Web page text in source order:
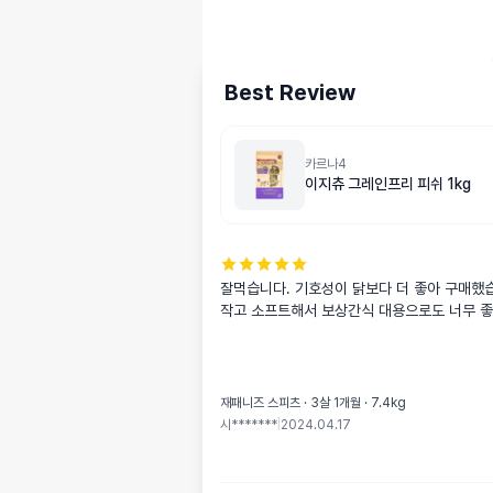
Best Review
카르나4
이지츄 그레인프리 피쉬 1kg
잘먹습니다. 기호성이 닭보다 더 좋아 구매했
작고 소프트해서 보상간식 대용으로도 너무
재패니즈 스피츠 · 3살 1개월 · 7.4kg
시******* 2024.04.17